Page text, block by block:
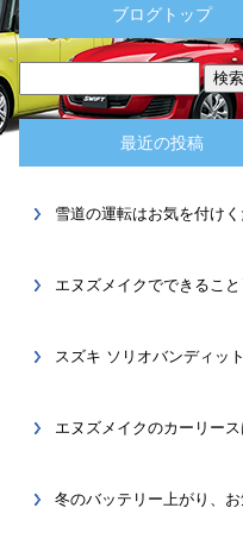
ブログトップ
最近の投稿
エヌズメイクでできること